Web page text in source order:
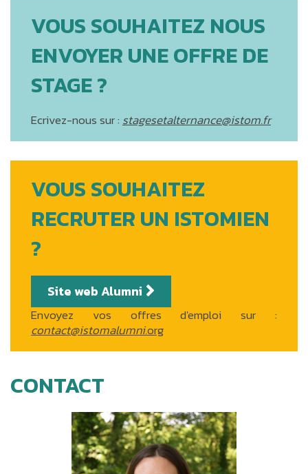
VOUS SOUHAITEZ NOUS
ENVOYER UNE OFFRE DE
STAGE ?
Ecrivez-nous sur :stagesetalternance@istom.fr
VOUS SOUHAITEZ
RECRUTER UN ISTOMIEN
?
Site web Alumni
Envoyez vos offres d'emploi sur :
contact@istomalumni.org
CONTACT